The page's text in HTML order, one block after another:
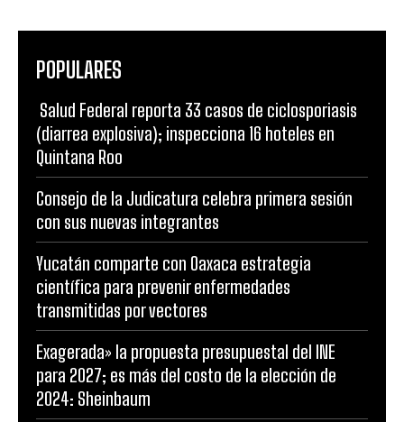
POPULARES
Salud Federal reporta 33 casos de ciclosporiasis
(diarrea explosiva); inspecciona 16 hoteles en
Quintana Roo
Consejo de la Judicatura celebra primera sesión
con sus nuevas integrantes
Yucatán comparte con Oaxaca estrategia
científica para prevenir enfermedades
transmitidas por vectores
Exagerada» la propuesta presupuestal del INE
para 2027; es más del costo de la elección de
2024: Sheinbaum